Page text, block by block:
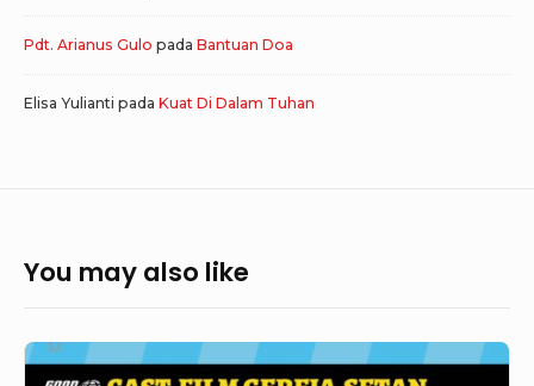
Pdt. Arianus Gulo pada Bantuan Doa
Elisa Yulianti pada Kuat Di Dalam Tuhan
You may also like
GoodNews